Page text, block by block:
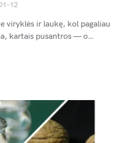
12
viryklės ir laukę, kol pagaliau
kartais pusantros — o…